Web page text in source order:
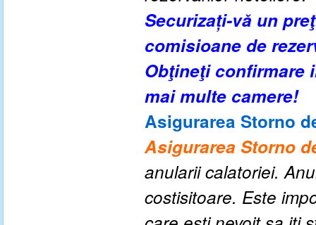
Securizați-vă un
comisioane de
Obţineţi confirmare
mai multe camere!
Asigurarea Storno
Asigurarea Storno
anularii calatoriei.
costisitoare. Este